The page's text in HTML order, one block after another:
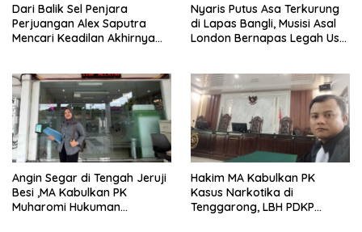
Dari Balik Sel Penjara
Perjuangan Alex Saputra
Mencari Keadilan Akhirnya
Nyaris Putus Asa Terkurung
di Lapas Bangli, Musisi Asal
London Bernapas Legah Usai
Angin Segar di Tengah Jeruji
Besi ,MA Kabulkan PK
Muharomi Hukuman
Hakim MA Kabulkan PK
Kasus Narkotika di
Tenggarong, LBH PDKP